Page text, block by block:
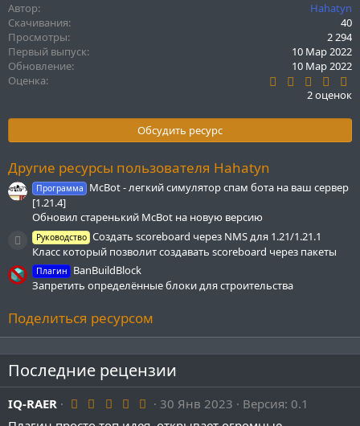
ц
и
и
:
Автор
Hahatyn
Скачивания
40
Просмотры
2 294
Первый выпуск
10 Мар 2022
Обновление
10 Мар 2022
Оценка
5
0
в
2 оценок
Обсудить ресурс
Другие ресурсы пользователя Hahatyn
Программа
McBot - легкий симулятор спам бота на ваш сервер
[1.21.4]
Обновил старенький McBot на новую версию
Иконка ресурса
Руководство Создать scoreboard через NMS для 1.21/1.21.1
Класс который позволит создавать scoreboard через пакеты
Плагин
BanBuildBlock
Запретить определённые блоки для строительства
Поделиться ресурсом
Последние рецензии
IQ-RAER 5 30 Янв 2023
Версия: 0.1